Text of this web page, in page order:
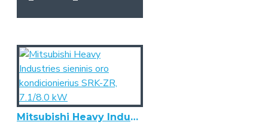
Mitsubishi Heavy Industries sieninis oro kondicionierius SRK-ZR, 7.1/8.0 kW